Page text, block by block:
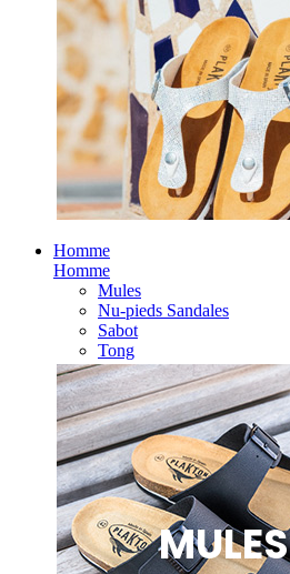
Homme
Homme
Mules
Nu-pieds Sandales
Sabot
Tong
MULES